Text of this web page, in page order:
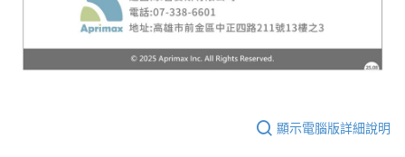
顯示電腦版詳細說明